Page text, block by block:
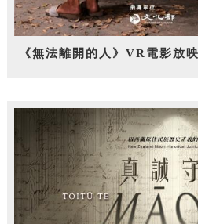
《無法離開的人》VR電影放映